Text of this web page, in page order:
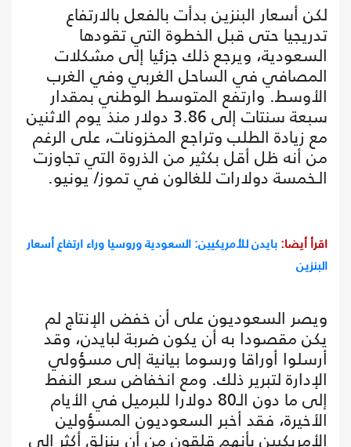
لكن أسعار البنزين بدأت بالفعل بالارتفاع
تدريجيا حتى قبل الخطوة التي تقودها
السعودية، ويرجع ذلك جزئيا إلى مشكلات
المصافي في الساحل الغربي وفي الغرب
الأوسط. وارتفع المتوسط الوطني بمقدار
سبعة سنتات إلى 3.86 دولار منذ يوم الاثنين
مع زيادة الطلب وتراجع المخزونات، على الرغم
من أنه ظل أقل بكثير من الذروة التي تجاوزت
الـخمسة دولارات للغالون في تموز/ يونيو.
اقرأ أيضا: بايدن للأمريكيين: السعودية وروسيا وراء ارتفاع أسعار
البنزين
ويصر السعوديون على أن خفض الإنتاج لم
يكن مقصودا به أن يكون ضربة لبايدن، وقد
أرسلوا أوراقا ورسوما بيانية إلى مسؤولي
الإدارة لتبرير ذلك. ومع انخفاض سعر النفط
إلى ما دون الـ80 دولارا للبرميل في الأيام
الأخيرة، فقد أخبر السعوديون المسؤولين
الأمريكيين بأنهم قلقون من أن ينزلق أكثر إلى